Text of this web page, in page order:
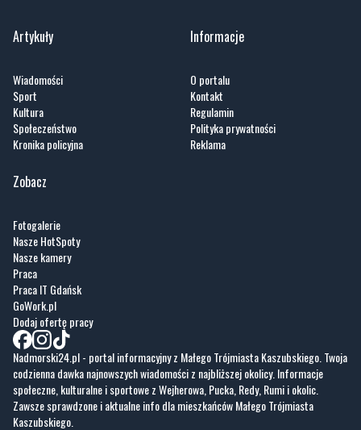
Sport
Kronika policyjna
Kontakt
Reklama
Zobacz
Nasze HotSpoty
Praca IT Gdańsk
GoWork.pl
Dodaj ofertę pracy
Nadmorski24.pl - portal informacyjny z Małego Trójmiasta Kaszubskiego. Twoja
codzienna dawka najnowszych wiadomości z najbliższej okolicy. Informacje
społeczne, kulturalne i sportowe z Wejherowa, Pucka, Redy, Rumi i okolic.
Zawsze sprawdzone i aktualne info dla mieszkańców Małego Trójmiasta
Kaszubskiego.